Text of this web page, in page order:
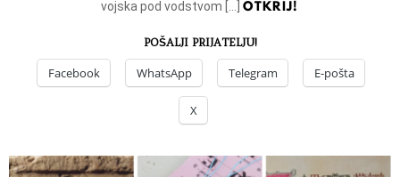
vojska pod vodstvom […]OTKRIJ!
POŠALJI PRIJATELJU!
Facebook WhatsApp Telegram E-pošta
X